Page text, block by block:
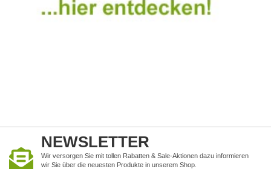
NEWSLETTER
Wir versorgen Sie mit tollen Rabatten & Sale-Aktionen dazu informieren
wir Sie über die neuesten Produkte in unserem Shop.